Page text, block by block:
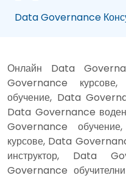
Data Governance
Онлайн Data
Governance
обучение, Data
Data Governance
Governance
курсове, Data
инструктор, Data
Governance